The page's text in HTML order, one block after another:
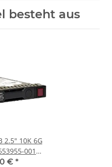
besteht aus
2.5" 10K 6G
001
€ *